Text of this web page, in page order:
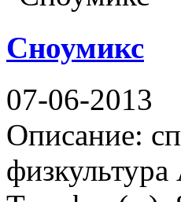
Сноумикс
07-06-2013
Описание: